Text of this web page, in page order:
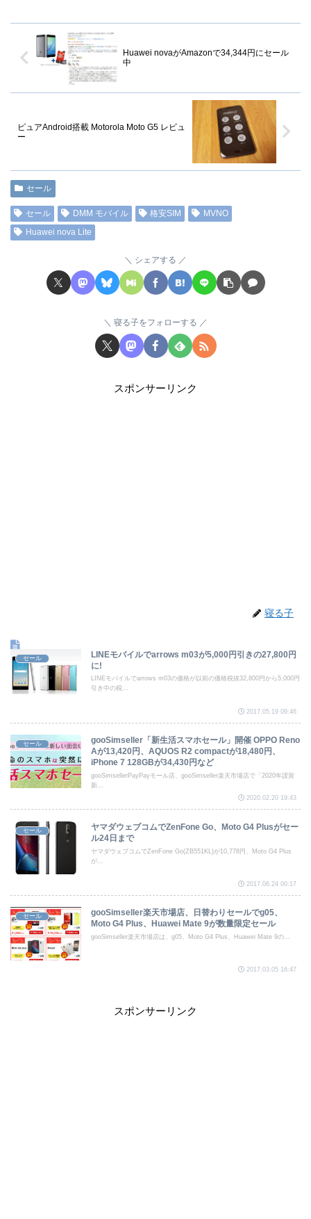
Huawei novaがAmazonで34,344円にセール
中
ピュアAndroid搭載 Motorola Moto G5 レビュ
ー
セール
セール DMM モバイル 格安SIM
MVNO
Huawei nova Lite
シェアする
寝る子をフォローする
スポンサーリンク
寝る子
セール
LINEモバイルでarrows m03が5,000円引きの27,800円
に!
LINEモバイルでarrows m03の価格が以前の価格税抜32,800円から5,000円
引き中の税...
2017.05.19 09:46
セール
gooSimseller「新生活スマホセール」開催 OPPO Reno
Aが13,420円、AQUOS R2 compactが18,480円、
iPhone 7 128GBが34,430円など
gooSimsellerPayPayモール店、gooSimseller楽天市場店で「2020年謹賀
新...
2020.02.20 19:43
セール
ヤマダウェブコムでZenFone Go、Moto G4 Plusがセー
ル24日まで
ヤマダウェブコムでZenFone Go(ZB551KL)が10,778円、Moto G4 Plus
が...
2017.06.24 00:17
セール
gooSimseller楽天市場店、日替わりセールでg05、
Moto G4 Plus、Huawei Mate 9が数量限定セール
gooSimseller楽天市場店は、g05、Moto G4 Plus、Huawei Mate 9の...
2017.03.05 16:47
スポンサーリンク